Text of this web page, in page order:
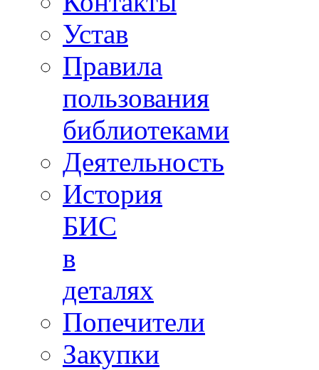
Устав
Правила
пользования
библиотеками
Деятельность
История
БИС
в
деталях
Попечители
Закупки